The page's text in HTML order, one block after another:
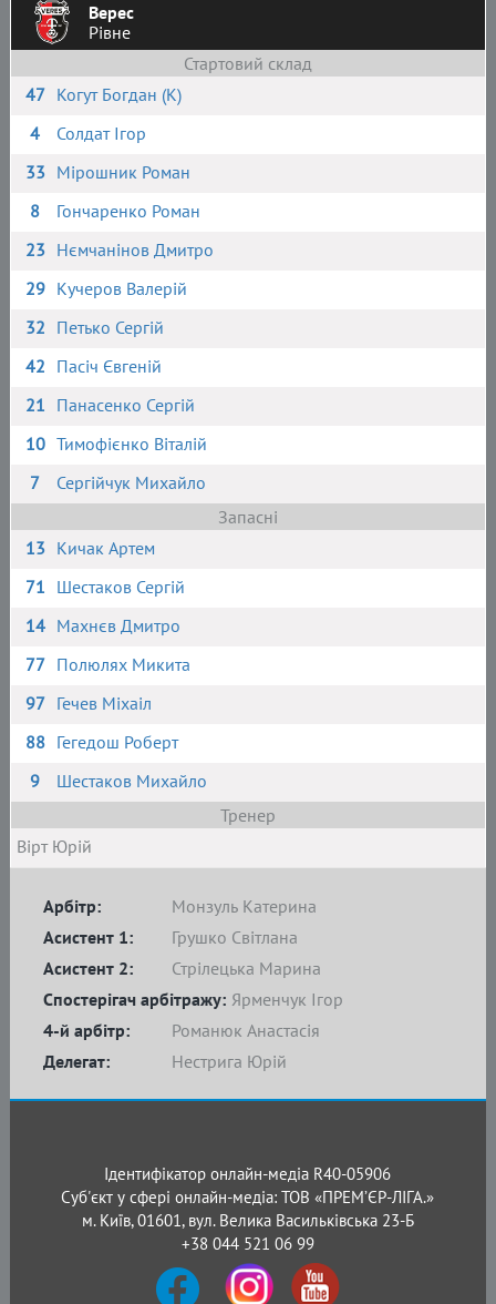
Верес
Рівне
Стартовий склад
47 Когут Богдан (К)
4
Солдат Ігор
33 Мірошник Роман
8
Гончаренко Роман
23 Нємчанінов Дмитро
29 Кучеров Валерій
32 Петько Сергій
42 Пасіч Євгеній
21 Панасенко Сергій
10 Тимофієнко Віталій
7
Сергійчук Михайло
Запасні
13 Кичак Артем
71 Шестаков Сергій
14 Махнєв Дмитро
77 Полюлях Микита
97 Гечев Міхаіл
88 Гегедош Роберт
9
Шестаков Михайло
Тренер
Вірт Юрій
Арбітр:
Монзуль Катерина
Асистент 1:
Грушко Світлана
Асистент 2:
Стрілецька Марина
4-й арбітр:
Романюк Анастасія
Делегат:
Нестрига Юрій
Спостерігач арбітражу: Ярменчук Ігор
Ідентифікатор онлайн-медіа R40-05906
Суб'єкт у сфері онлайн-медіа: ТОВ «ПРЕМ’ЄР-ЛІГА.»
м. Київ, 01601, вул. Велика Васильківська 23-Б
+38 044 521 06 99